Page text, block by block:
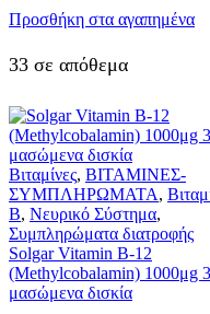
Προσθήκη στα αγαπημένα
33 σε απόθεμα
Βιταμίνες, ΒΙΤΑΜΙΝΕΣ-
ΣΥΜΠΛΗΡΩΜΑΤΑ,
B, Νευρικό Σύστημα,
Συμπληρώματα διατροφής
Solgar Vitamin B-12
(Methylcobalamin) 1000μg
μασώμενα δισκία